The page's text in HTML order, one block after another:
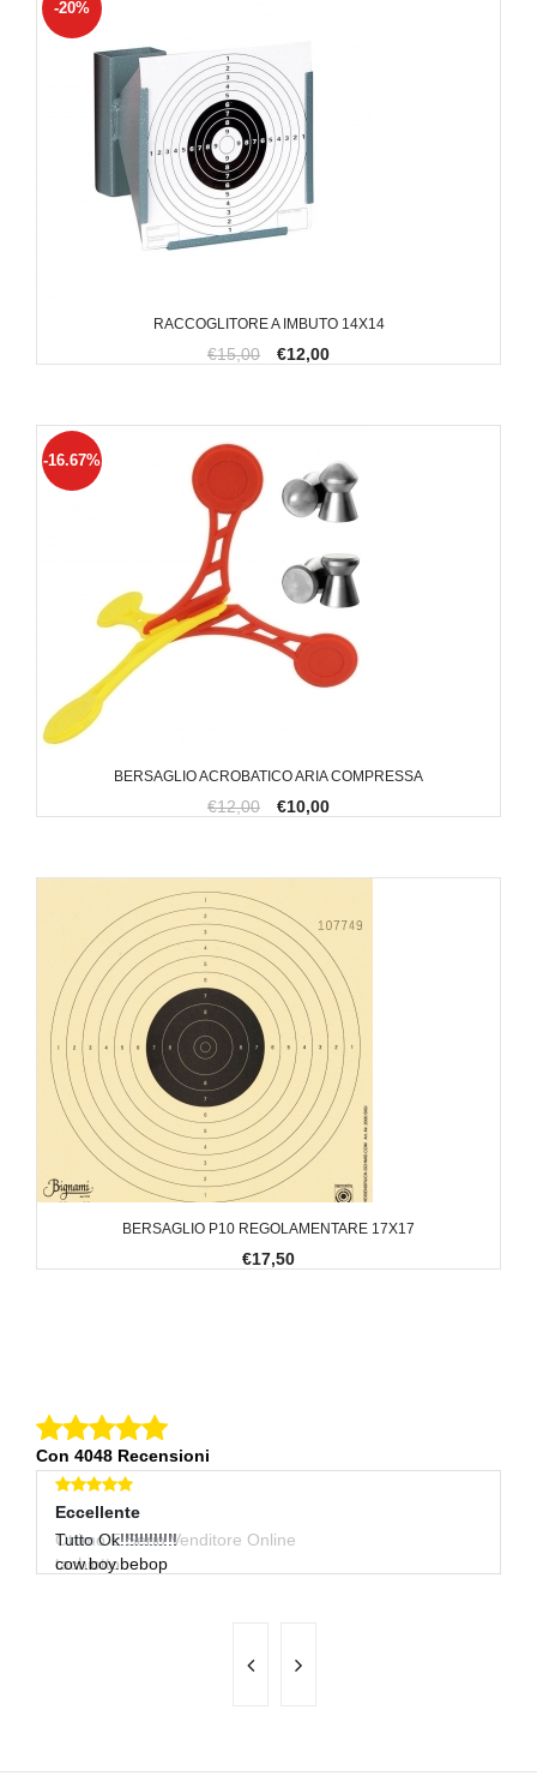
RACCOGLITORE A IMBUTO 14X14
-20%
€15,00 €12,00
BERSAGLIO ACROBATICO ARIA COMPRESSA
-16.67%
€12,00 €10,00
BERSAGLIO P10 REGOLAMENTARE 17X17
€17,50
Con 4048 Recensioni
Eccellente
Ottimo E Serio Venditore Online
tachiotto
Eccellente
Tutto Ok!!!!!!!!!!!!
cow.boy.bebop